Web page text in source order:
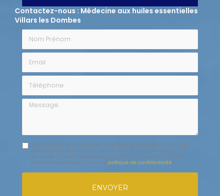
Contactez-nous : Médecine aux huiles essentielles
Villars les Dombes
Nom Prénom
Email
Message
J'autorise ce site à conserver l'ensemble des données transmises
dans ce formulaire pour faciliter le suivi et le traitement de ma
demande.
(Aucune exploitation commerciale ne sera faite des
données conservées. Voir notre politique de confidentialité)